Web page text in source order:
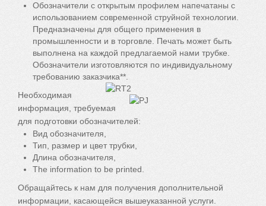
Обозначители с открытым профилем напечатаны с
использованием современной струйной технологии.
Предназначены для общего применения в
промышленности и в торговле. Печать может быть
выполнена на каждой предлагаемой нами трубке.
Обозначители изготовляются по индивидуальному
требованию заказчика**.
Необходимая
информация, требуемая
для подготовки обозначителей:
Вид обозначителя,
Тип, размер и цвет трубки,
Длина обозначителя,
The information to be printed.
Обращайтесь к нам для получения дополнительной
информации, касающейся вышеуказанной услуги.